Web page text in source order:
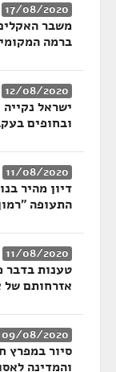
17/08/2020
משבר
ברמה
12/08/2020
ישראל
ובחופים
11/08/2020
דיון מהיר
התעופה
11/08/2020
טענות בדבר
אזרחותם של
09/08/2020
סיור במפרץ
והמדינה